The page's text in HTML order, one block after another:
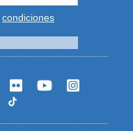
condiciones